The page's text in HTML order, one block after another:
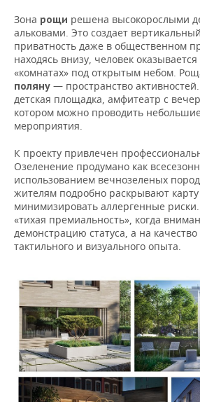
Зона рощи решена высокорослыми
альковами. Это создает
приватность даже в общественном
находясь внизу, человек
«комнатах» под открытым небом.
поляну — пространство
детская площадка, амфитеатр с
котором можно проводить
мероприятия.
К проекту привлечен
Озеленение продумано как
использованием вечнозеленых
жителям подробно раскрывают
минимизировать аллергенные риски.
«тихая премиальность», когда
демонстрацию статуса, а на
тактильного и визуального опыта.